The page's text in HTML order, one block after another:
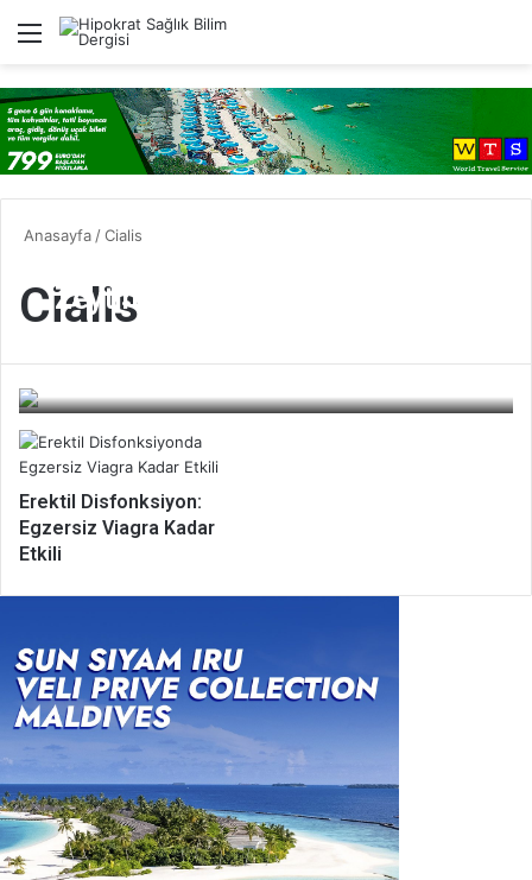
Menü
Anasayfa /Cialis
Cialis
Zeytinyağı limon karışımı
olabilir mi?
Erektil Disfonksiyon:
Egzersiz Viagra Kadar
Etkili